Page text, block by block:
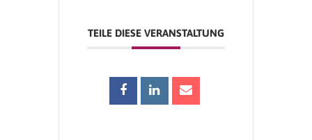
TEILE DIESE VERANSTALTUNG